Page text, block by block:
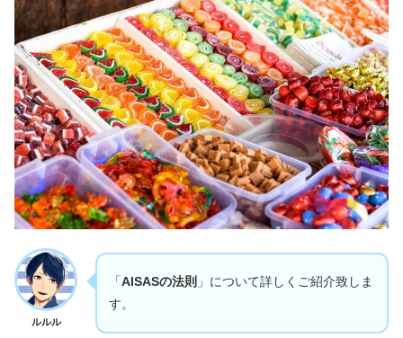
ルルル
「 AISASの法則 」について詳しくご紹介致しま
す。